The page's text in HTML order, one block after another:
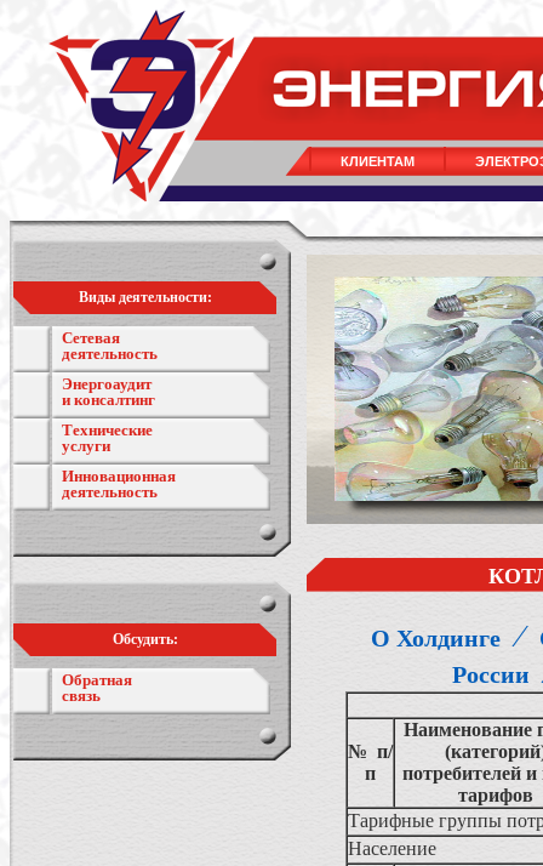
КЛИЕНТАМ
Виды деятельности:
Сетевая
деятельность
Энергоаудит
и консалтинг
Технические
услуги
Инновационная
деятельность
Обсудить:
Обратная
связь
О Холдинге ⁄
России
№ п/
п
Наименование
потребителей
тарифов
Тарифные группы
Население